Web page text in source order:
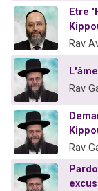
Etre
Rav
Rav
Rav